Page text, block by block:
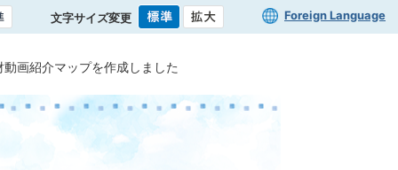
文字サイズ変更 Foreign Language
動画紹介マップを作成しました